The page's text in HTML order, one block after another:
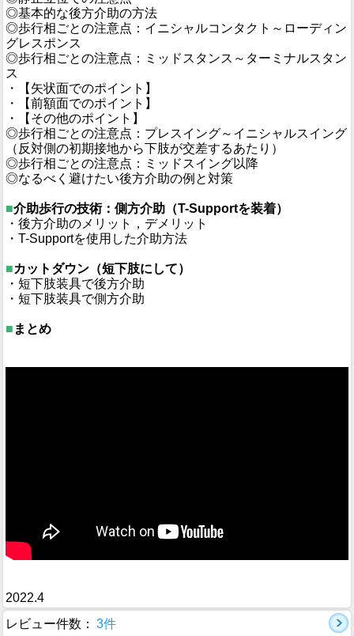
◎基本的な後方介助の方法
◎歩行相ごとの注意点：イニシャルコンタクト～ローディン
グレスポンス
◎歩行相ごとの注意点：ミッドスタンス～ターミナルスタン
ス
・【矢状面でのポイント】
・【前額面でのポイント】
・【その他のポイント】
◎歩行相ごとの注意点：プレスイング～イニシャルスイング
（反対側の初期接地から下肢が交差するあたり）
◎歩行相ごとの注意点：ミッドスイング以降
◎なるべく避けたい後方介助の例と対策
■介助歩行の技術：側方介助（T-Supportを装着）
・後方介助のメリット，デメリット
・T-Supportを使用した介助方法
■カットダウン（短下肢にして）
・短下肢装具で後方介助
・短下肢装具で側方介助
■ まとめ
2022.4
レビュー件数： 3件